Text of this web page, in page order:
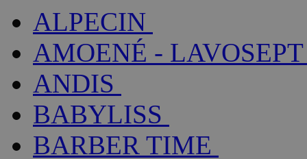
ALPECIN
AMOENÉ - LAVOSEPT
ANDIS
BABYLISS
BARBER TIME